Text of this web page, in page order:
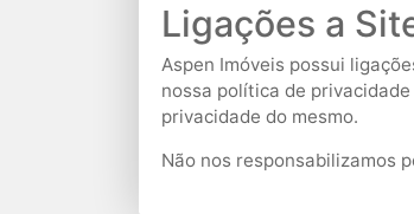
Ligações a
Aspen Imóveis possui
nossa política de
privacidade do mesmo.
Não nos responsabilizamos